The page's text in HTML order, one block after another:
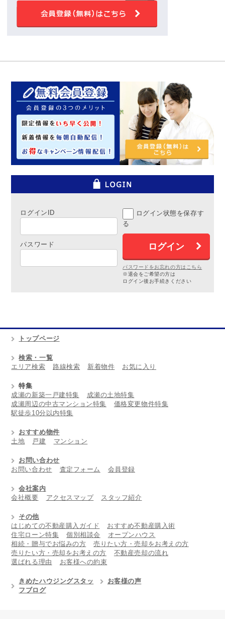
ログインID
パスワード
ログイン状態を保存す
る
パスワードをお忘れの方はこちら
※退会をご希望の方は
ログイン後お手続きください
トップページ
検索・一覧
エリア検索
路線検索 新着物件 お気に入り
特集
成瀬の新築一戸建特集
成瀬の土地特集
成瀬周辺の中古マンション特集
価格変更物件特集
駅徒歩10分以内特集
おすすめ物件
土地
戸建 マンション
お問い合わせ
お問い合わせ
査定フォーム 会員登録
会社案内
会社概要
アクセスマップ スタッフ紹介
その他
はじめての不動産購入ガイド
おすすめ不動産購入術
住宅ローン特集
個別相談会
オープンハウス
相続・贈与でお悩みの方
売りたい方・売却をお考えの方
売りたい方・売却をお考えの方
不動産売却の流れ
選ばれる理由
お客様への約束
きめたハウジングスタッ
フブログ
お客様の声